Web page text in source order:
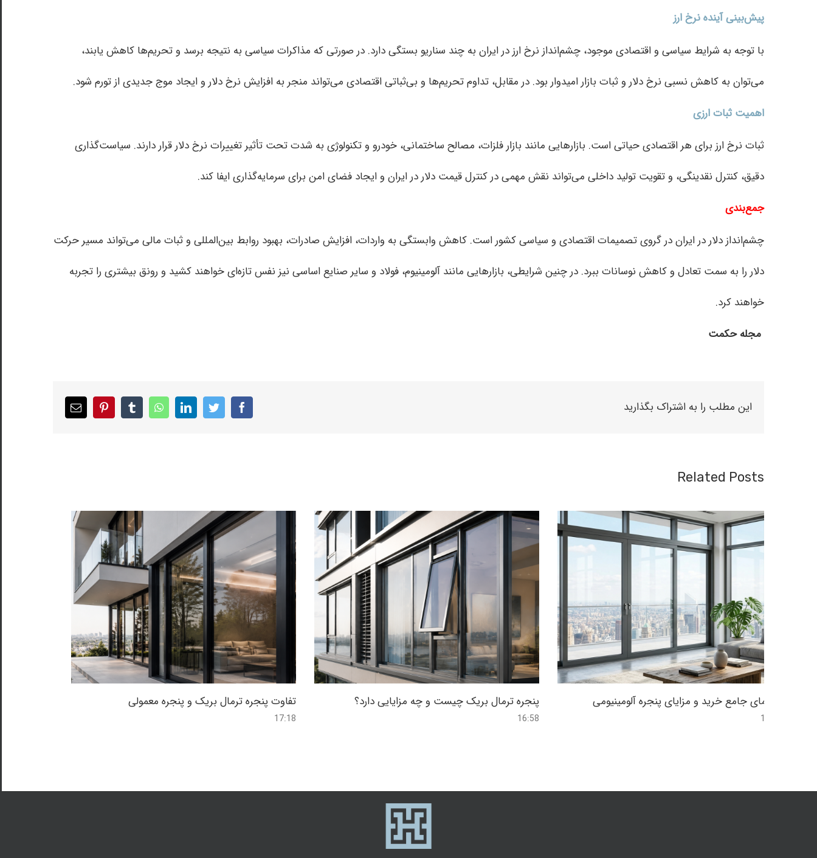
پیش‌بینی آینده نرخ ارز
با توجه به شرایط سیاسی و اقتصادی موجود، چشم‌انداز نرخ ارز در ایران به چند سناریو بستگی دارد. در صورتی که مذاکرات سیاسی به نتیجه برسد و تحریم‌ها کاهش یابند،
می‌توان به کاهش نسبی نرخ دلار و ثبات بازار امیدوار بود. در مقابل، تداوم تحریم‌ها و بی‌ثباتی اقتصادی می‌تواند منجر به افزایش نرخ دلار و ایجاد موج جدیدی از تورم شود.
اهمیت ثبات ارزی
ثبات نرخ ارز برای هر اقتصادی حیاتی است. بازارهایی مانند بازار فلزات، مصالح ساختمانی، خودرو و تکنولوژی به شدت تحت تأثیر تغییرات نرخ دلار قرار دارند. سیاست‌گذاری
دقیق، کنترل نقدینگی، و تقویت تولید داخلی می‌تواند نقش مهمی در کنترل قیمت دلار در ایران و ایجاد فضای امن برای سرمایه‌گذاری ایفا کند.
جمع‌بندی
چشم‌انداز دلار در ایران در گروی تصمیمات اقتصادی و سیاسی کشور است. کاهش وابستگی به واردات، افزایش صادرات، بهبود روابط بین‌المللی و ثبات مالی می‌تواند مسیر حرکت
دلار را به سمت تعادل و کاهش نوسانات ببرد. در چنین شرایطی، بازارهایی مانند آلومینیوم، فولاد و سایر صنایع اساسی نیز نفس تازه‌ای خواهند کشید و رونق بیشتری را تجربه
خواهند کرد.
مجله حکمت
این مطلب را به اشتراک بگذارید facebook
twitter
linkedin
whatsapp
tumblr
pinterest
Email
Related Posts
تفاوت پنجره ترمال بریک و پنجره معمولی
17:18
پنجره ترمال بریک چیست و چه مزایایی دارد؟
16:58
راهنمای جامع خرید و مزایای پنجره آلومینیومی
12:47